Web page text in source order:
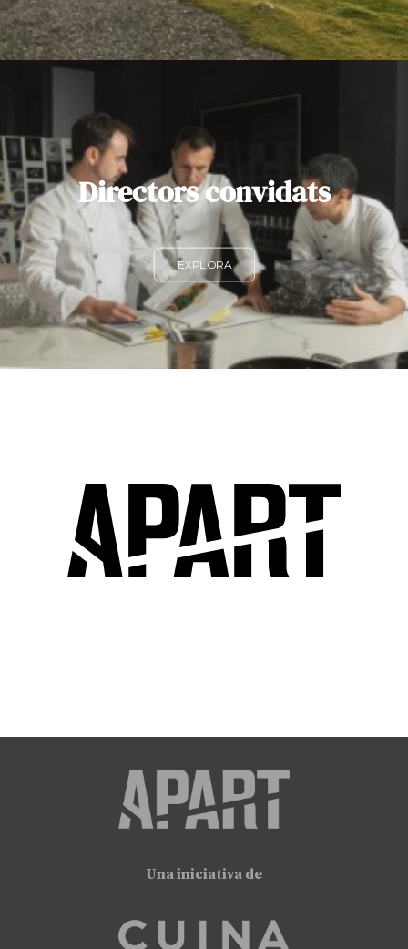
Directors convidats
EXPLORA
Una iniciativa de